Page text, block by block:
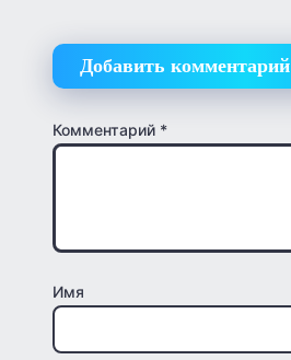
Добавить комментарий
Комментарий *
Имя